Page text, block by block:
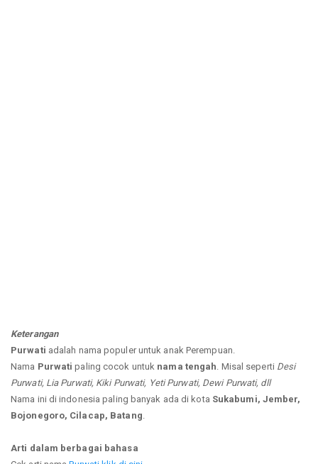
Keterangan
Purwati adalah nama populer untuk anak Perempuan.
Nama Purwati paling cocok untuk nama tengah . Misal seperti Desi
Purwati, Lia Purwati, Kiki Purwati, Yeti Purwati, Dewi Purwati, dll
Nama ini di indonesia paling banyak ada di kota Sukabumi, Jember,
Bojonegoro, Cilacap, Batang
Arti dalam berbagai bahasa